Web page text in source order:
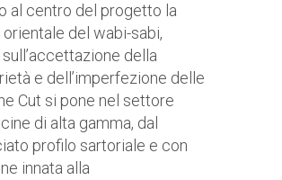
al centro del progetto la
del wabi-sabi,
della
e dell’imperfezione delle
Cut si pone nel settore
di alta gamma, dal
profilo sartoriale e con
innata alla